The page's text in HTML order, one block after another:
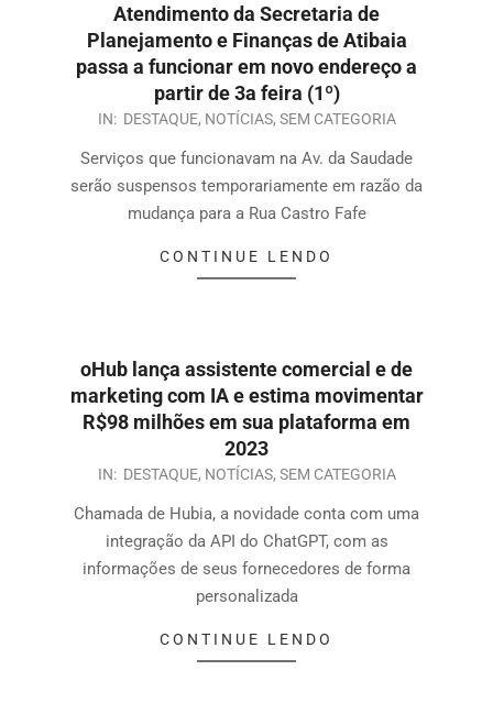
Atendimento da Secretaria de
Planejamento e Finanças de Atibaia
passa a funcionar em novo endereço a
partir de 3a feira (1º)
IN: DESTAQUE, NOTÍCIAS, SEM CATEGORIA
Serviços que funcionavam na Av. da Saudade
serão suspensos temporariamente em razão da
mudança para a Rua Castro Fafe
CONTINUE LENDO
oHub lança assistente comercial e de
marketing com IA e estima movimentar
R$98 milhões em sua plataforma em
2023
IN: DESTAQUE, NOTÍCIAS, SEM CATEGORIA
Chamada de Hubia, a novidade conta com uma
integração da API do ChatGPT, com as
informações de seus fornecedores de forma
personalizada
CONTINUE LENDO